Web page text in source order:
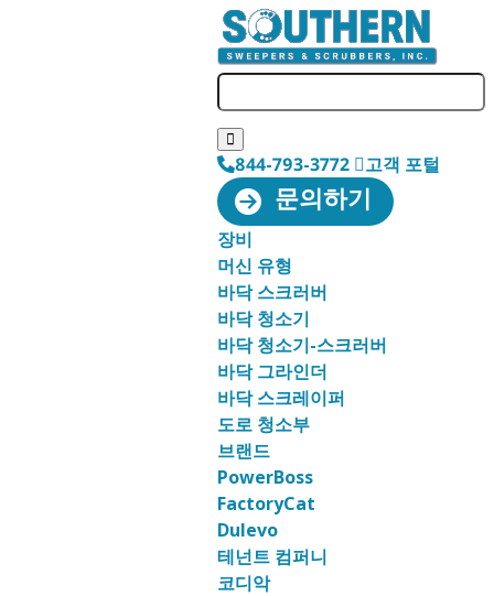
844-793-3772 고객 포털
문의하기
장비
머신 유형
바닥 스크러버
바닥 청소기
바닥 청소기-스크러버
바닥 그라인더
바닥 스크레이퍼
도로 청소부
브랜드
PowerBoss
FactoryCat
Dulevo
테넌트 컴퍼니
코디악